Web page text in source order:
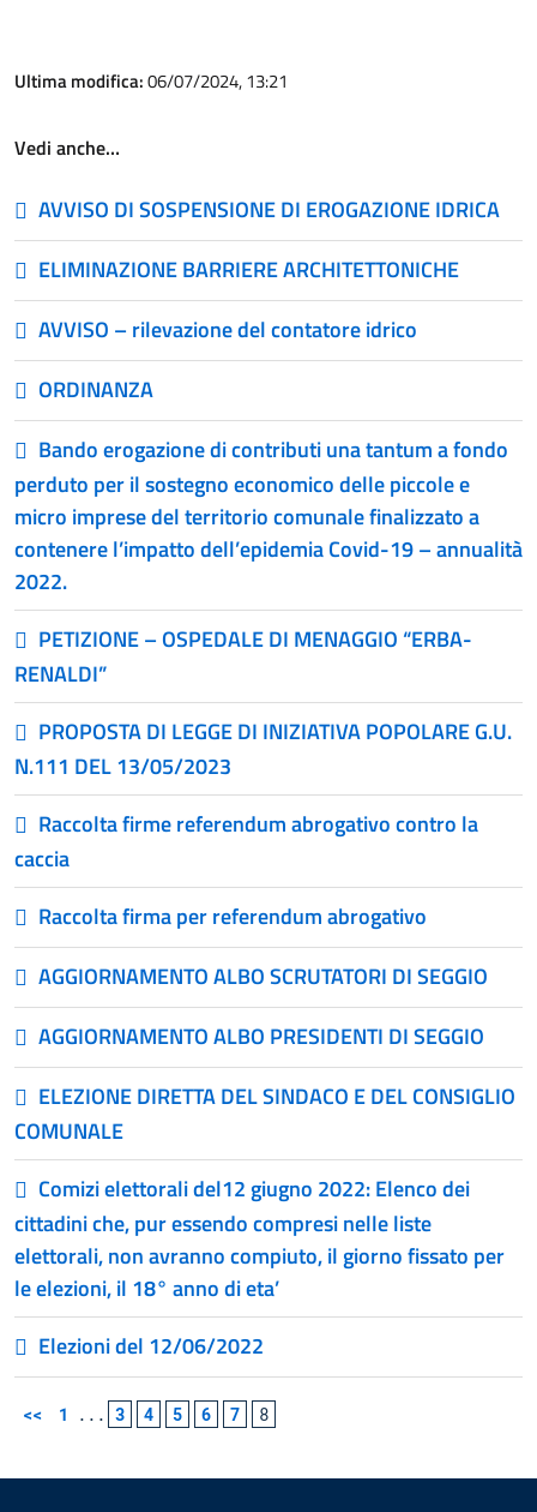
Ultima modifica:06/07/2024, 13:21
Vedi anche…
AVVISO DI SOSPENSIONE DI EROGAZIONE IDRICA
ELIMINAZIONE BARRIERE ARCHITETTONICHE
AVVISO – rilevazione del contatore idrico
ORDINANZA
Bando erogazione di contributi una tantum a fondo
perduto per il sostegno economico delle piccole e
micro imprese del territorio comunale finalizzato a
contenere l’impatto dell’epidemia Covid-19 – annualità
2022.
PETIZIONE – OSPEDALE DI MENAGGIO “ERBA-
RENALDI”
PROPOSTA DI LEGGE DI INIZIATIVA POPOLARE G.U.
N.111 DEL 13/05/2023
Raccolta firme referendum abrogativo contro la
caccia
Raccolta firma per referendum abrogativo
AGGIORNAMENTO ALBO SCRUTATORI DI SEGGIO
AGGIORNAMENTO ALBO PRESIDENTI DI SEGGIO
ELEZIONE DIRETTA DEL SINDACO E DEL CONSIGLIO
COMUNALE
Comizi elettorali del12 giugno 2022: Elenco dei
cittadini che, pur essendo compresi nelle liste
elettorali, non avranno compiuto, il giorno fissato per
le elezioni, il 18° anno di eta’
Elezioni del 12/06/2022
<< 1 ... 3 4 5 6 7 8